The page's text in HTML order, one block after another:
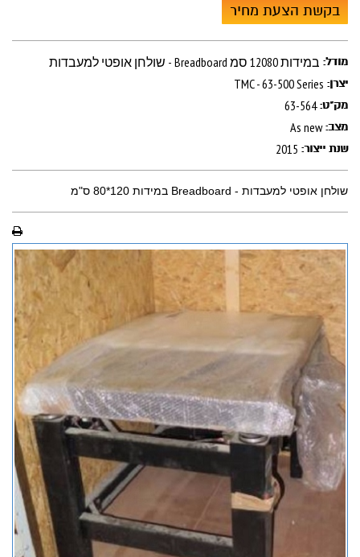
בקשת הצעת מחיר
מודל: שולחן אופטי למעבדות - Breadboard במידות 12080 סמ
יצרן: TMC - 63-500 Series
מק"ט: 63-564
מצב: As new
שנת ייצור: 2015
שולחן אופטי למעבדות - Breadboard במידות 120*80 ס"מ